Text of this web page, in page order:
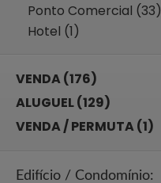
Ponto Comercial (33)
Hotel (1)
VENDA (176)
ALUGUEL (129)
VENDA / PERMUTA (1)
Edifício / Condomínio: